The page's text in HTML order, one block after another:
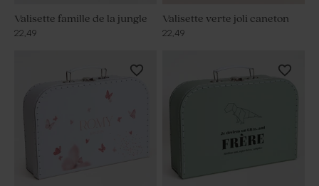
Valisette famille de la jungle
22,49
Valisette verte joli caneton
22,49